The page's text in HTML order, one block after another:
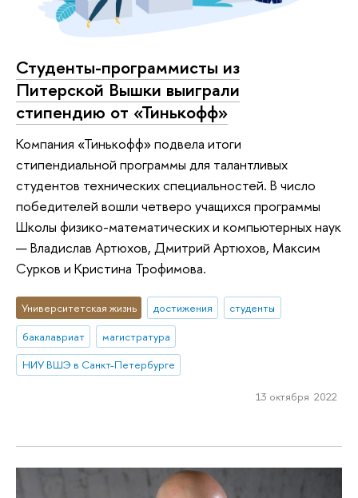
Студенты-программисты из
Питерской Вышки выиграли
стипендию от «Тинькофф»
Компания «Тинькофф» подвела итоги
стипендиальной программы для талантливых
студентов технических специальностей. В число
победителей вошли четверо учащихся программы
Школы физико-математических и компьютерных наук
— Владислав Артюхов, Дмитрий Артюхов, Максим
Сурков и Кристина Трофимова.
Университетская жизнь достижения
студенты
бакалавриат
магистратура
НИУ ВШЭ в Санкт-Петербурге
13 октября 2022